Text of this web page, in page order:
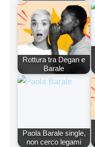
Rottura tra Degan e
Barale
Paola Barale single,
non cerco legami